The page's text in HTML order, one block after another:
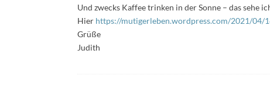
Und zwecks Kaffee trinken in der Sonne – das sehe
Hier https://mutigerleben.wordpress.com/2021/
Grüße
Judith